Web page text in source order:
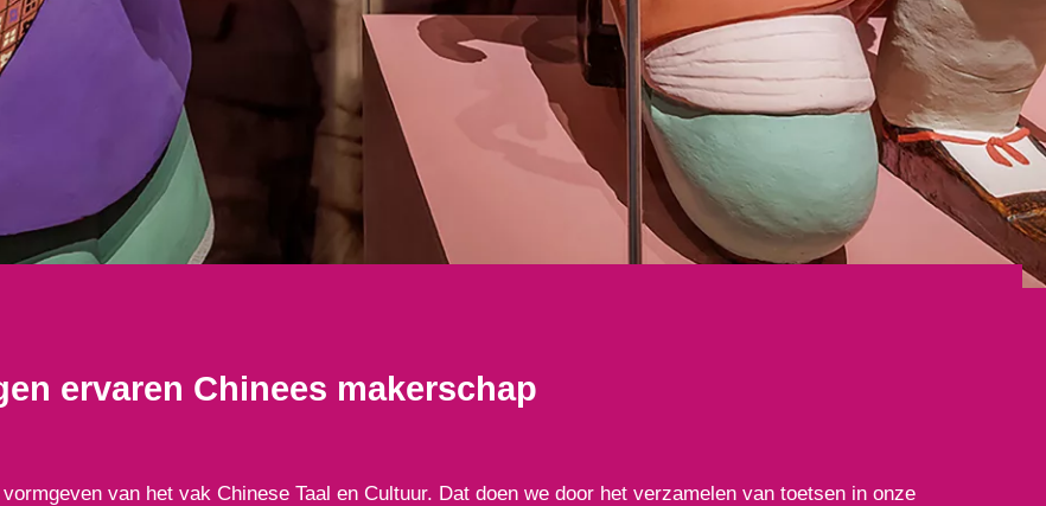
ervaren Chinees makerschap
van het vak Chinese Taal en Cultuur. Dat doen we door het verzamelen van toetsen in onze